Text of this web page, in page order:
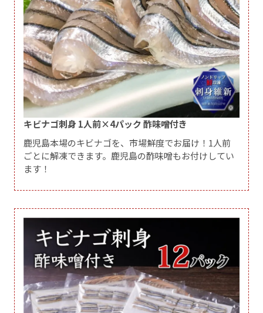
キビナゴ刺身 1人前×4パック 酢味噌付き
鹿児島本場のキビナゴを、市場鮮度でお届け！1人前
ごとに解凍できます。鹿児島の酢味噌もお付けしてい
ます！